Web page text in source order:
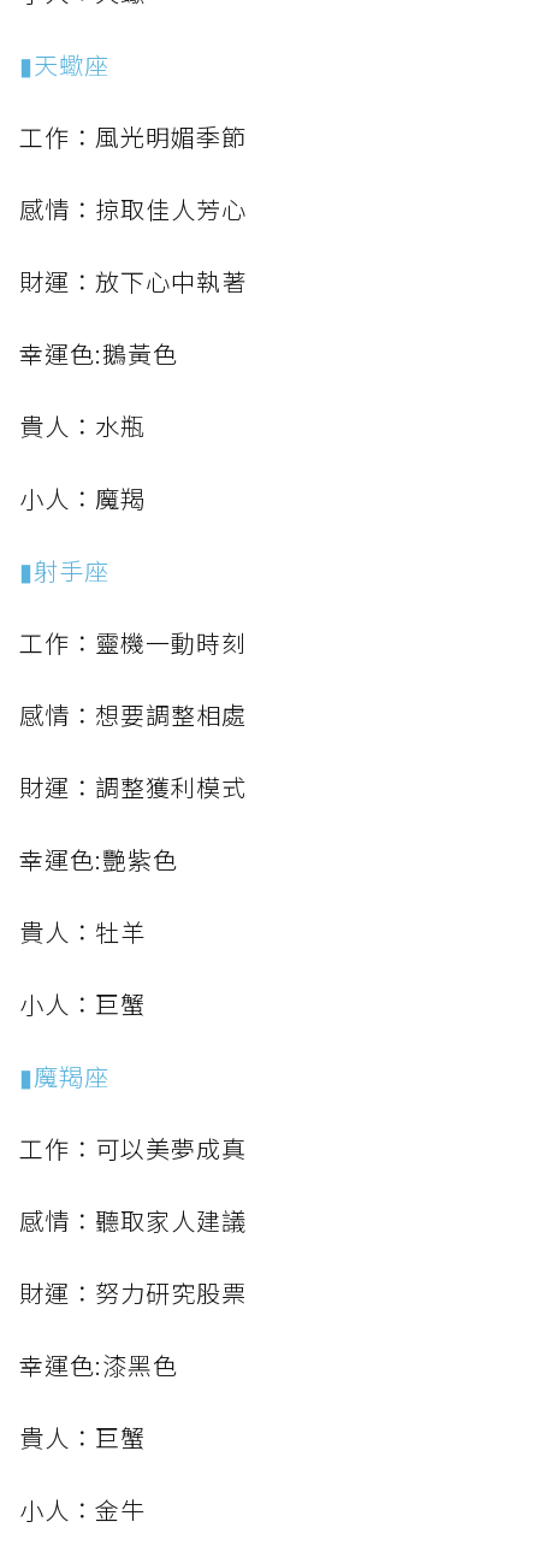
▮天蠍座
工作：風光明媚季節
感情：掠取佳人芳心
財運：放下心中執著
幸運色:鵝黃色
貴人：水瓶
小人：魔羯
▮射手座
工作：靈機一動時刻
感情：想要調整相處
財運：調整獲利模式
幸運色:艷紫色
貴人：牡羊
小人：巨蟹
▮魔羯座
工作：可以美夢成真
感情：聽取家人建議
財運：努力研究股票
幸運色:漆黑色
貴人：巨蟹
小人：金牛